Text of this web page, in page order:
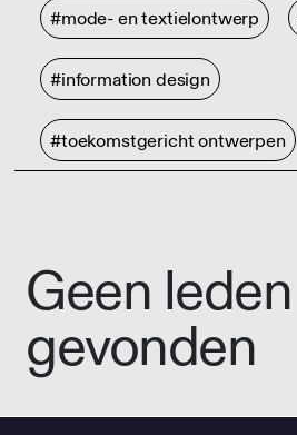
#mode- en textielontwerp
#information design
#toekomstgericht ontwerpen
Geen leden
gevonden